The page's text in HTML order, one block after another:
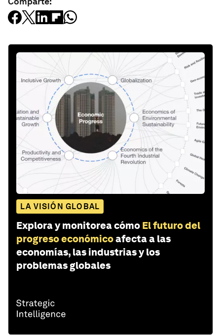
LA VISIÓN GLOBAL
Explora y monitorea cómo El futuro del
progreso económicoafecta a las
economías, las industrias y los
problemas globales